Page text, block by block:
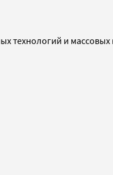
технологий и